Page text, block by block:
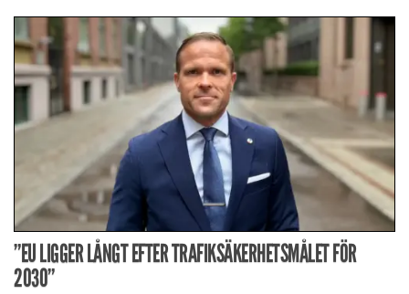
”EU LIGGER LÅNGT EFTER TRAFIKSÄKERHETSMÅLET FÖR
2030”